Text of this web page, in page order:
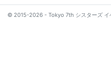
© 2015-2026 - Tokyo 7th シスターズ イ